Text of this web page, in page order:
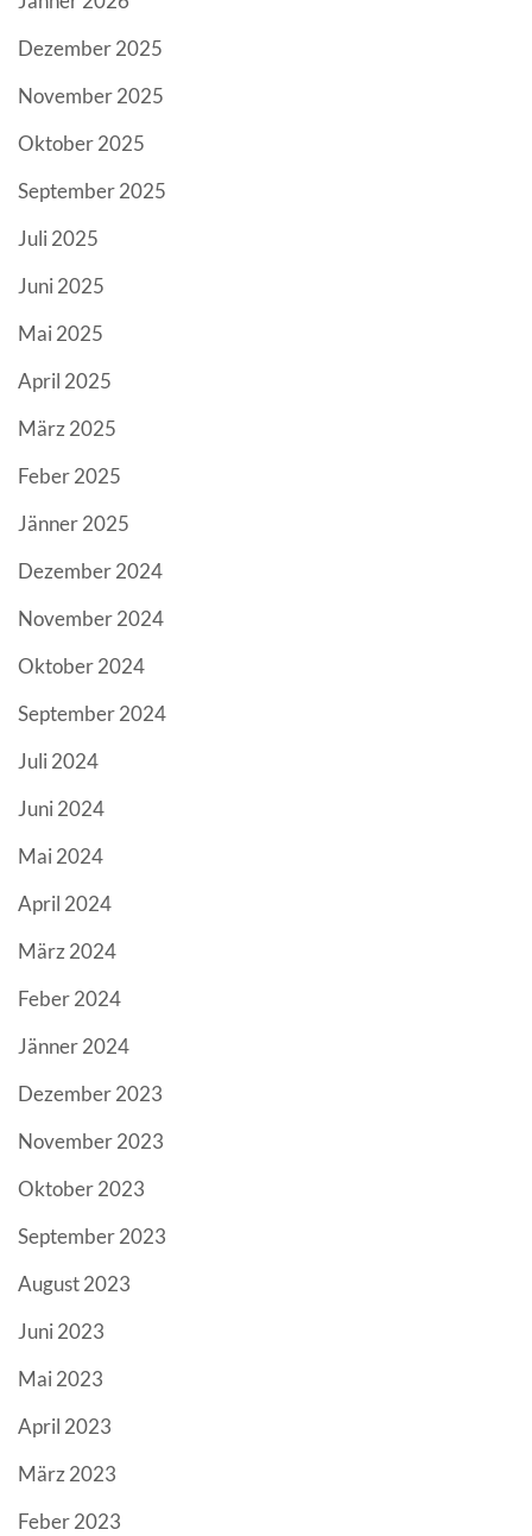
Dezember 2025
November 2025
Oktober 2025
September 2025
Juli 2025
Juni 2025
Mai 2025
April 2025
März 2025
Feber 2025
Jänner 2025
Dezember 2024
November 2024
Oktober 2024
September 2024
Juli 2024
Juni 2024
Mai 2024
April 2024
März 2024
Feber 2024
Jänner 2024
Dezember 2023
November 2023
Oktober 2023
September 2023
August 2023
Juni 2023
Mai 2023
April 2023
März 2023
Feber 2023